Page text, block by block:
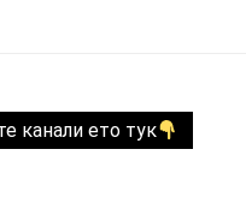
канали ето тук